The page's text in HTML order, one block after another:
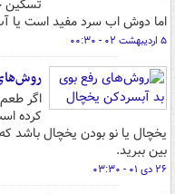
تسکین
اما دوش اب سرد مفید است یا
۵ اردیبهشت ۰۲ - ۰۰:۳۰
اگر
کرده
یخچال یا نو بودن یخچال باشد
بین ببرید.
۲۶ دی ۰۱ - ۰۳:۳۰